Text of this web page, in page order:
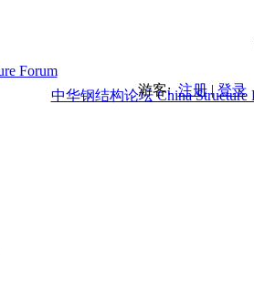
游客:注册|登录
中华钢结构论坛 China Structure